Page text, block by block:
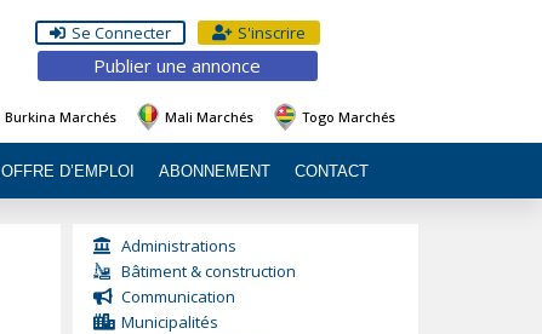
Se Connecter S'inscrire
Publier une annonce
Burkina Marchés Mali Marchés Togo Marchés
OFFRE D’EMPLOI ABONNEMENT CONTACT
Administrations
Bâtiment & construction
Communication
Municipalités